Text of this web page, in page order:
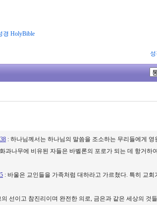
경 HolyBible
성
: 하나님께서는 하나님의 말씀을 조소하는 무리들에게
과나무에 비유된 자들은 바벨론의 포로가 되는 데 항거
: 바울은 교인들을 가족처럼 대하라고 가르쳤다. 특히 교
의 선이고 참진리이며 완전한 의로, 금은과 같은 세상의 것